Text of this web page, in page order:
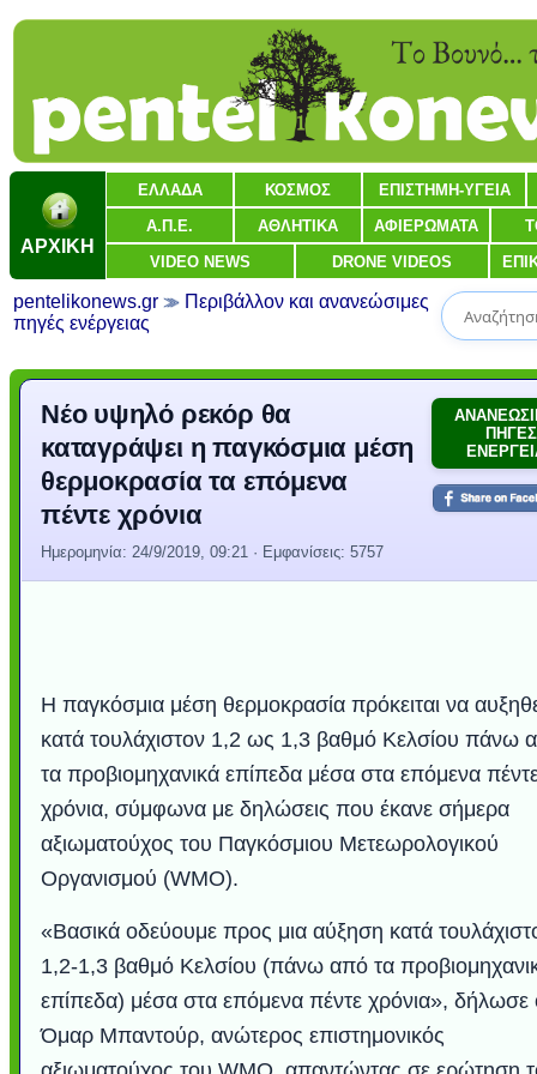
ΑΡΧΙΚΗ
ΕΛΛΑΔΑ ΚΟΣΜΟΣ ΕΠΙΣΤΗΜΗ-ΥΓΕΙΑ
Α.Π.Ε. ΑΘΛΗΤΙΚΑ ΑΦΙΕΡΩΜΑΤΑ
VIDEO NEWS DRONE VIDEOS
pentelikonews.gr
Περιβάλλον και ανανεώσιμες
πηγές ενέργειας
ΠΗΓΕΣ
Νέο υψηλό ρεκόρ θα
καταγράψει η παγκόσμια μέση
θερμοκρασία τα επόμενα
πέντε χρόνια
Ημερομηνία: 24/9/2019, 09:21 · Εμφανίσεις: 5757
Η παγκόσμια μέση θερμοκρασία πρόκειται να
κατά τουλάχιστον 1,2 ως 1,3 βαθμό Κελσίου πάνω
τα προβιομηχανικά επίπεδα μέσα στα επόμενα
χρόνια, σύμφωνα με δηλώσεις που έκανε σήμερα
αξιωματούχος του Παγκόσμιου Μετεωρολογικού
Οργανισμού (WMO).
«Βασικά οδεύουμε προς μια αύξηση κατά
1,2-1,3 βαθμό Κελσίου (πάνω από τα
επίπεδα) μέσα στα επόμενα πέντε χρόνια», δήλωσε
Όμαρ Μπαντούρ, ανώτερος επιστημονικός